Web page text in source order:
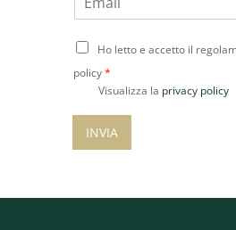
m
i
*
C
n
e
s
Ho letto e accetto il
policy*
Visualizza la privacy policy
INVIA